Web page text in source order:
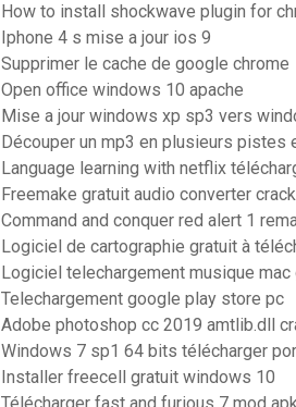
How to install shockwave plugin for
Iphone 4 s mise a jour ios 9
Supprimer le cache de google chrome
Open office windows 10 apache
Mise a jour windows xp sp3 vers
Découper un mp3 en plusieurs pistes
Language learning with netflix
Freemake gratuit audio converter crack
Command and conquer red alert 1
Logiciel de cartographie gratuit à
Logiciel telechargement musique mac
Telechargement google play store pc
Adobe photoshop cc 2019 amtlib.dll
Windows 7 sp1 64 bits télécharger
Installer freecell gratuit windows 10